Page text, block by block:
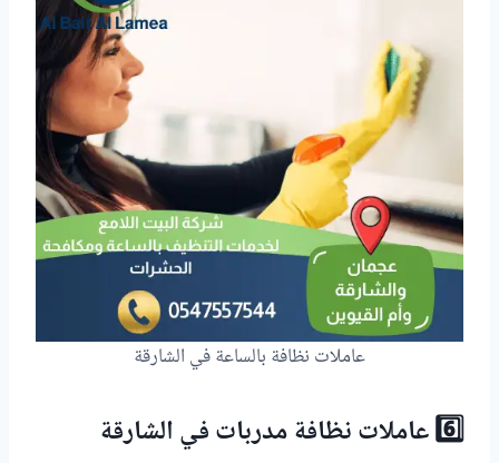
عاملات نظافة بالساعة في الشارقة
6️⃣ عاملات نظافة مدربات في الشارقة